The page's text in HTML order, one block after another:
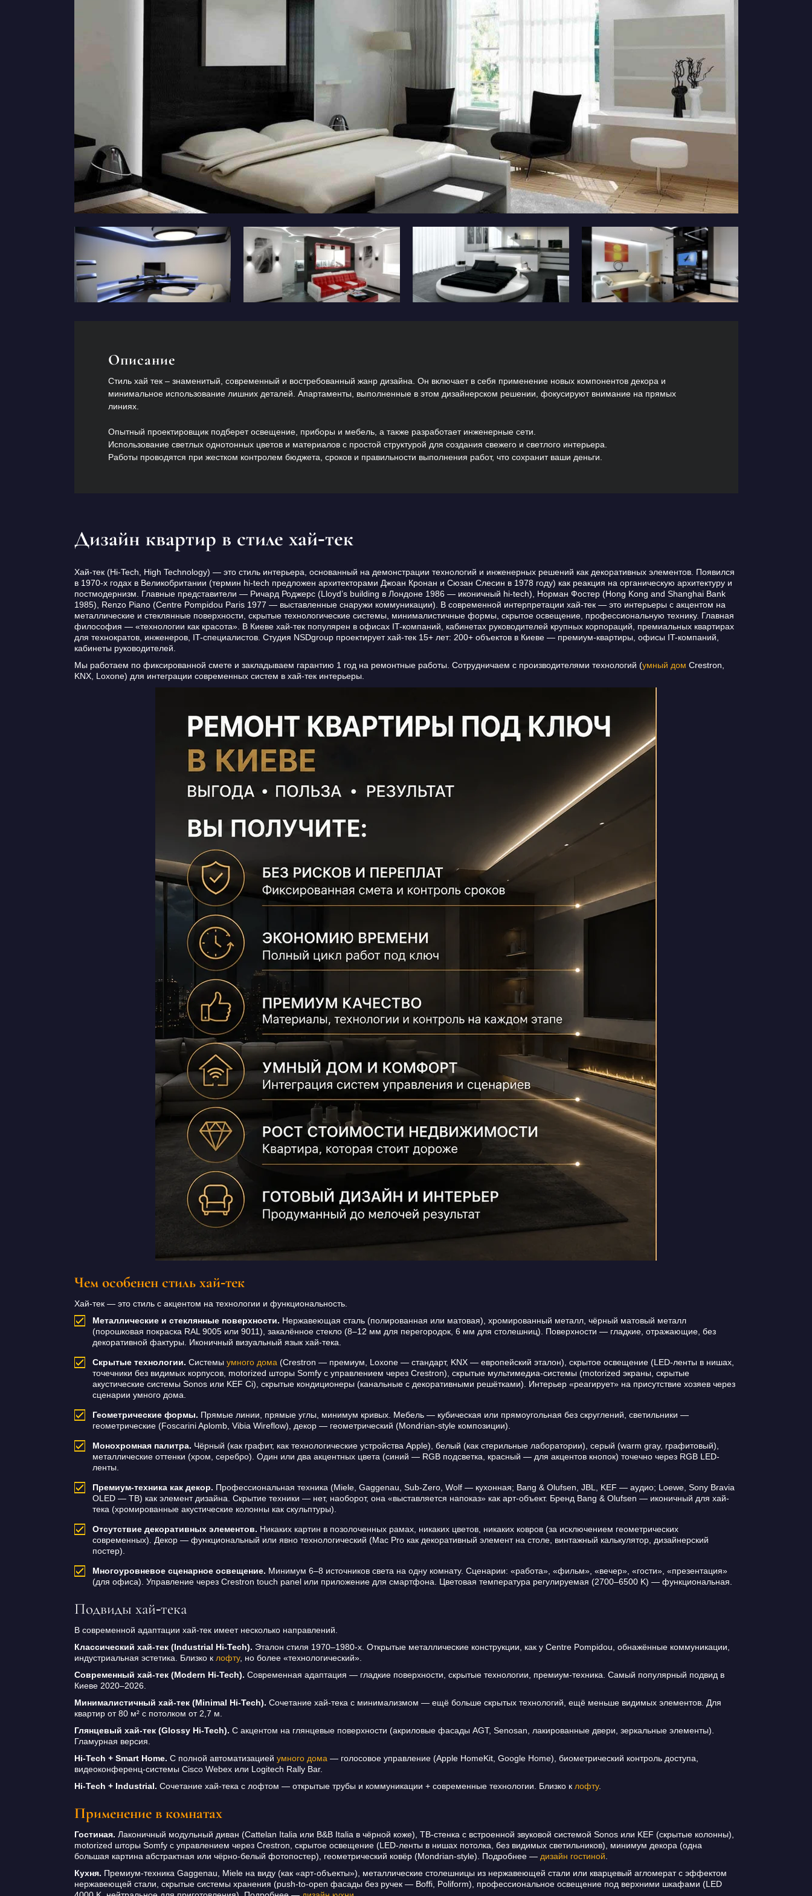
Описание
Стиль хай тек – знаменитый, современный и востребованный жанр дизайна. Он включает в себя применение новых компонентов декора и
минимальное использование лишних деталей. Апартаменты, выполненные в этом дизайнерском решении, фокусируют внимание на прямых
линиях.
Опытный проектировщик подберет освещение, приборы и мебель, а также разработает инженерные сети.
Использование светлых однотонных цветов и материалов с простой структурой для создания свежего и светлого интерьера.
Работы проводятся при жестком контролем бюджета, сроков и правильности выполнения работ, что сохранит ваши деньги.
Дизайн квартир в стиле хай-тек
Хай-тек (Hi-Tech, High Technology) — это стиль интерьера, основанный на демонстрации технологий и инженерных решений как декоративных элементов. Появился
в 1970-х годах в Великобритании (термин hi-tech предложен архитекторами Джоан Кронан и Сюзан Слесин в 1978 году) как реакция на органическую архитектуру и
постмодернизм. Главные представители — Ричард Роджерс (Lloyd’s building в Лондоне 1986 — иконичный hi-tech), Норман Фостер (Hong Kong and Shanghai Bank
1985), Renzo Piano (Centre Pompidou Paris 1977 — выставленные снаружи коммуникации). В современной интерпретации хай-тек — это интерьеры с акцентом на
металлические и стеклянные поверхности, скрытые технологические системы, минималистичные формы, скрытое освещение, профессиональную технику. Главная
философия — «технологии как красота». В Киеве хай-тек популярен в офисах IT-компаний, кабинетах руководителей крупных корпораций, премиальных квартирах
для технократов, инженеров, IT-специалистов. Студия NSDgroup проектирует хай-тек 15+ лет: 200+ объектов в Киеве — премиум-квартиры, офисы IT-компаний,
кабинеты руководителей.
Мы работаем по фиксированной смете и закладываем гарантию 1 год на ремонтные работы. Сотрудничаем с производителями технологий (умный дом Crestron,
KNX, Loxone) для интеграции современных систем в хай-тек интерьеры.
Чем особенен стиль хай-тек
Хай-тек — это стиль с акцентом на технологии и функциональность.
Металлические и стеклянные поверхности. Нержавеющая сталь (полированная или матовая), хромированный металл, чёрный матовый металл
(порошковая покраска RAL 9005 или 9011), закалённое стекло (8–12 мм для перегородок, 6 мм для столешниц). Поверхности — гладкие, отражающие, без
декоративной фактуры. Иконичный визуальный язык хай-тека.
Скрытые технологии. Системы умного дома (Crestron — премиум, Loxone — стандарт, KNX — европейский эталон), скрытое освещение (LED-ленты в нишах,
точечники без видимых корпусов, motorized шторы Somfy с управлением через Crestron), скрытые мультимедиа-системы (motorized экраны, скрытые
акустические системы Sonos или KEF Ci), скрытые кондиционеры (канальные с декоративными решётками). Интерьер «реагирует» на присутствие хозяев через
сценарии умного дома.
Геометрические формы. Прямые линии, прямые углы, минимум кривых. Мебель — кубическая или прямоугольная без скруглений, светильники —
геометрические (Foscarini Aplomb, Vibia Wireflow), декор — геометрический (Mondrian-style композиции).
Монохромная палитра. Чёрный (как графит, как технологические устройства Apple), белый (как стерильные лаборатории), серый (warm gray, графитовый),
металлические оттенки (хром, серебро). Один или два акцентных цвета (синий — RGB подсветка, красный — для акцентов кнопок) точечно через RGB LED-
ленты.
Премиум-техника как декор. Профессиональная техника (Miele, Gaggenau, Sub-Zero, Wolf — кухонная; Bang & Olufsen, JBL, KEF — аудио; Loewe, Sony Bravia
OLED — ТВ) как элемент дизайна. Скрытие техники — нет, наоборот, она «выставляется напоказ» как арт-объект. Бренд Bang & Olufsen — иконичный для хай-
тека (хромированные акустические колонны как скульптуры).
Отсутствие декоративных элементов. Никаких картин в позолоченных рамах, никаких цветов, никаких ковров (за исключением геометрических
современных). Декор — функциональный или явно технологический (Mac Pro как декоративный элемент на столе, винтажный калькулятор, дизайнерский
постер).
Многоуровневое сценарное освещение. Минимум 6–8 источников света на одну комнату. Сценарии: «работа», «фильм», «вечер», «гости», «презентация»
(для офиса). Управление через Crestron touch panel или приложение для смартфона. Цветовая температура регулируемая (2700–6500 K) — функциональная.
Подвиды хай-тека
В современной адаптации хай-тек имеет несколько направлений.
Классический хай-тек (Industrial Hi-Tech). Эталон стиля 1970–1980-х. Открытые металлические конструкции, как у Centre Pompidou, обнажённые коммуникации,
индустриальная эстетика. Близко к лофту, но более «технологический».
Современный хай-тек (Modern Hi-Tech). Современная адаптация — гладкие поверхности, скрытые технологии, премиум-техника. Самый популярный подвид в
Киеве 2020–2026.
Минималистичный хай-тек (Minimal Hi-Tech). Сочетание хай-тека с минимализмом — ещё больше скрытых технологий, ещё меньше видимых элементов. Для
квартир от 80 м² с потолком от 2,7 м.
Глянцевый хай-тек (Glossy Hi-Tech). С акцентом на глянцевые поверхности (акриловые фасады AGT, Senosan, лакированные двери, зеркальные элементы).
Гламурная версия.
Hi-Tech + Smart Home. С полной автоматизацией умного дома — голосовое управление (Apple HomeKit, Google Home), биометрический контроль доступа,
видеоконференц-системы Cisco Webex или Logitech Rally Bar.
Hi-Tech + Industrial. Сочетание хай-тека с лофтом — открытые трубы и коммуникации + современные технологии. Близко к лофту.
Применение в комнатах
Гостиная. Лаконичный модульный диван (Cattelan Italia или B&B Italia в чёрной коже), ТВ-стенка с встроенной звуковой системой Sonos или KEF (скрытые колонны),
motorized шторы Somfy с управлением через Crestron, скрытое освещение (LED-ленты в нишах потолка, без видимых светильников), минимум декора (одна
большая картина абстрактная или чёрно-белый фотопостер), геометрический ковёр (Mondrian-style). Подробнее — дизайн гостиной
Кухня. Премиум-техника Gaggenau, Miele на виду (как «арт-объекты»), металлические столешницы из нержавеющей стали или кварцевый агломерат с эффектом
нержавеющей стали, скрытые системы хранения (push-to-open фасады без ручек — Boffi, Poliform), профессиональное освещение под верхними шкафами (LED